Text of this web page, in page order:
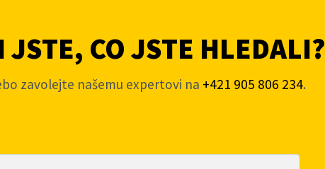
JSTE, CO JSTE HLEDALI?
zavolejte našemu expertovi na +421 905 806 234.